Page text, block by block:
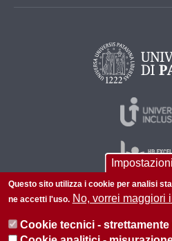
Questo sito utilizza i cookie per analisi
ne accetti l'uso. No, vorrei maggiori
Cookie tecnici -